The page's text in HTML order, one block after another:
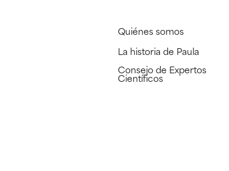
Quiénes somos
La historia de Paula
Consejo de Expertos
Científicos